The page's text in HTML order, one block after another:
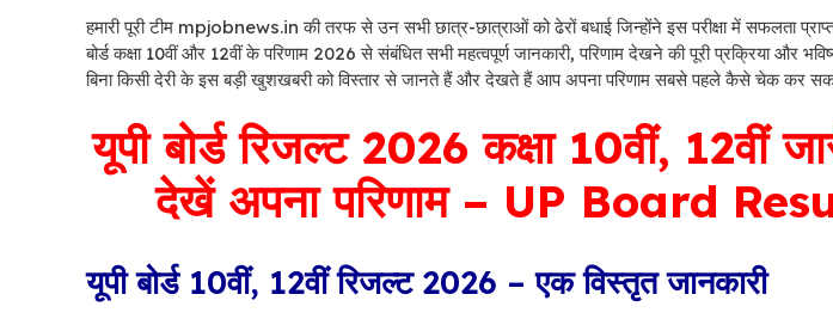
हमारी पूरी टीम mpjobnews.in की तरफ से उन सभी छात्र-छात्राओं को ढेरों बधाई जिन्होंने इस परीक्षा में सफलता
बोर्ड कक्षा 10वीं और 12वीं के परिणाम 2026 से संबंधित सभी महत्वपूर्ण जानकारी, परिणाम देखने की पूरी प्रक्रिया और
बिना किसी देरी के इस बड़ी खुशखबरी को विस्तार से जानते हैं और देखते हैं आप अपना परिणाम सबसे पहले कैसे चेक कर
यूपी बोर्ड रिजल्ट 2026 कक्षा 10वीं, 12वीं
देखें अपना परिणाम – UP Board
यूपी बोर्ड 10वीं, 12वीं रिजल्ट 2026 – एक विस्तृत जानकारी